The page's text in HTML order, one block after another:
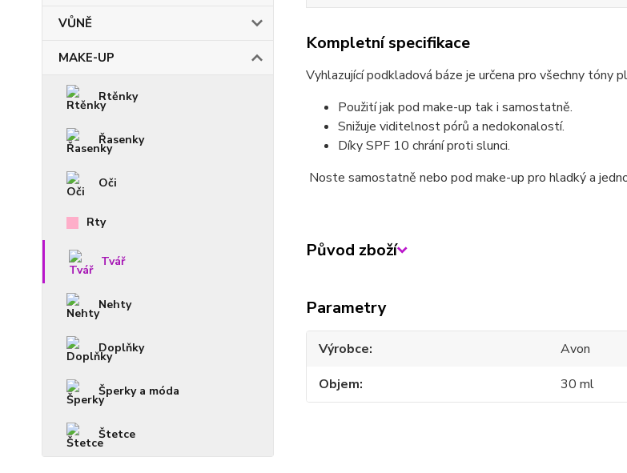
VŮNĚ
MAKE-UP
Rtěnky
Řasenky
Oči
Rty
Tvář
Nehty
Doplňky
Šperky a móda
Štetce
Kompletní specifikace
Vyhlazující podkladová báze je určena pro všechny tóny
Použití jak pod make-up tak i samostatně.
Snižuje viditelnost pórů a nedokonalostí.
Díky SPF 10 chrání proti slunci.
Noste samostatně nebo pod make-up pro hladký a
Původ zboží
Parametry
Výrobce
Avon
Objem
30 ml